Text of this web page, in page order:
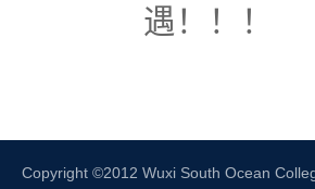
遇！！！
Copyright ©2012 Wuxi South Ocean